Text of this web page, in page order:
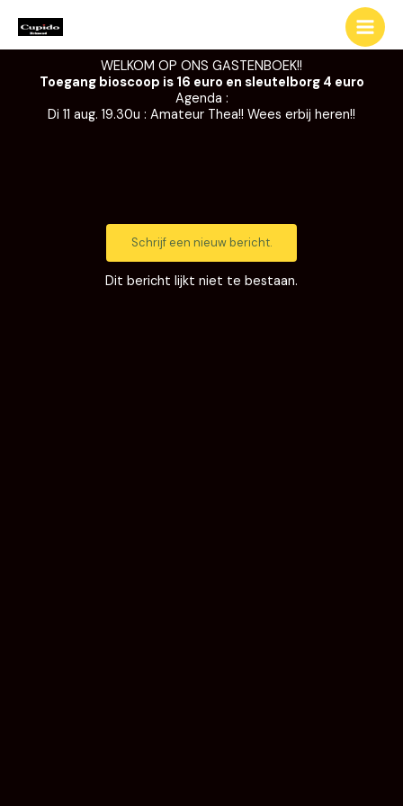
naar
de
WELKOM OP ONS GASTENBOEK!!
Toegang bioscoop is 16 euro en sleutelborg 4 euro
Agenda :
Di 11 aug. 19.30u : Amateur Thea!! Wees erbij heren!!
Dit bericht lijkt niet te bestaan.